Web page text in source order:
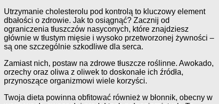
Utrzymanie cholesterolu pod kontrolą to kluczowy element
dbałości o zdrowie. Jak to osiągnąć? Zacznij od
ograniczenia tłuszczów nasyconych, które znajdziesz
głównie w tłustym mięsie i wysoko przetworzonej żywności –
są one szczególnie szkodliwe dla serca.
Zamiast nich, postaw na zdrowe tłuszcze roślinne. Awokado,
orzechy oraz oliwa z oliwek to doskonałe ich źródła,
przynoszące organizmowi wiele korzyści.
Twoja dieta powinna obfitować również w błonnik, obecny w